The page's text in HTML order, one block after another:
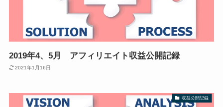
2019年4、5月 アフィリエイト収益公開記録
2021年1月16日
収益公開記録